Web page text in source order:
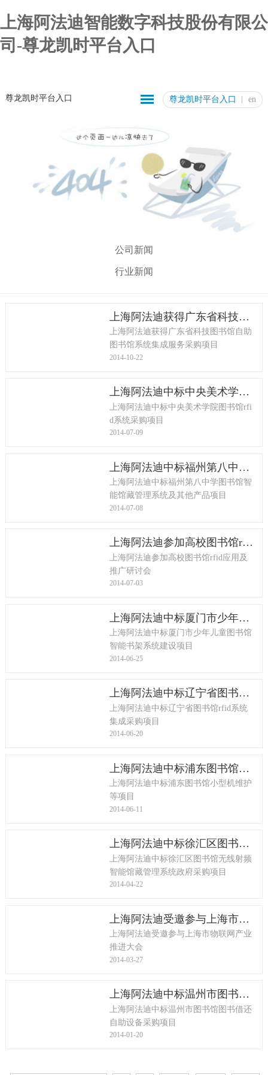
上海阿法迪智能数字科技股份有限公
司-尊龙凯时平台入口
尊龙凯时平台入口 尊龙凯时平台入口 en
公司新闻
行业新闻
上海阿法迪获得广东省科技图书馆自助图书馆系统集成服务采购项目
上海阿法迪获得广东省科技图书馆自助
图书馆系统集成服务采购项目
2014-10-22
上海阿法迪中标中央美术学院图书馆rfid系统采购项目
上海阿法迪中标中央美术学院图书馆rfi
d系统采购项目
2014-07-09
上海阿法迪中标福州第八中学图书馆智能馆藏管理系统及其他产品项目
上海阿法迪中标福州第八中学图书馆智
能馆藏管理系统及其他产品项目
2014-07-08
上海阿法迪参加高校图书馆rfid应用及推广研讨会
上海阿法迪参加高校图书馆rfid应用及
推广研讨会
2014-07-03
上海阿法迪中标厦门市少年儿童图书馆智能书架系统建设项目
上海阿法迪中标厦门市少年儿童图书馆
智能书架系统建设项目
2014-06-25
上海阿法迪中标辽宁省图书馆rfid系统集成采购项目
上海阿法迪中标辽宁省图书馆rfid系统
集成采购项目
2014-06-20
上海阿法迪中标浦东图书馆小型机维护等项目
上海阿法迪中标浦东图书馆小型机维护
等项目
2014-06-11
上海阿法迪中标徐汇区图书馆无线射频智能馆藏管理系统政府采购项目
上海阿法迪中标徐汇区图书馆无线射频
智能馆藏管理系统政府采购项目
2014-04-22
上海阿法迪受邀参与上海市物联网产业推进大会
上海阿法迪受邀参与上海市物联网产业
推进大会
2014-03-27
上海阿法迪中标温州市图书馆图书借还自助设备采购项目
上海阿法迪中标温州市图书馆图书借还
自助设备采购项目
2014-01-20